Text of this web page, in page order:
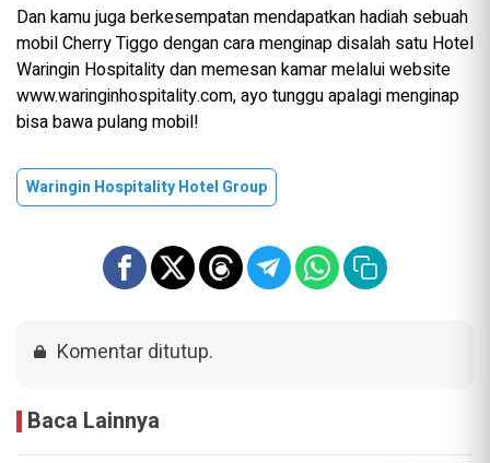
Dan kamu juga berkesempatan mendapatkan hadiah sebuah
mobil Cherry Tiggo dengan cara menginap disalah satu Hotel
Waringin Hospitality dan memesan kamar melalui website
www.waringinhospitality.com, ayo tunggu apalagi menginap
bisa bawa pulang mobil!
Waringin Hospitality Hotel Group
Komentar ditutup.
Baca Lainnya